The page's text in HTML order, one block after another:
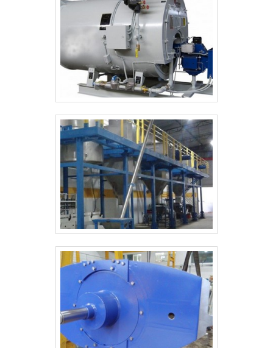
caldeiraria. Os clientes encontram itens como
calandragem de chapa e corte de chaparia com
ótima qualidade e assertividade.Para tal sucesso, a
empresa investiu em profissionais competentes e
em equipamentos inovadores. A Cald Aço é uma
empresa que tem sido apontada de forma positiva
comprova sua essência de trazer o melhor para os
parceiros.